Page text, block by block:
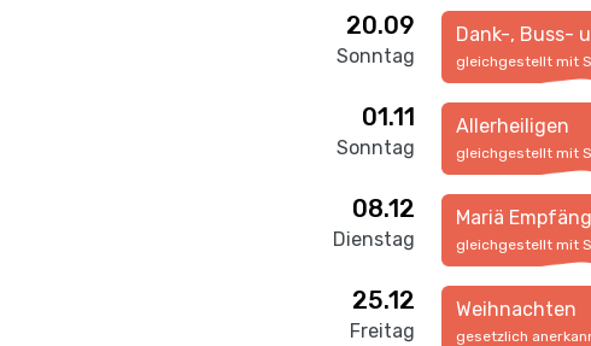
20.09
Sonntag
Dank-, Buss-
gleichgestellt mit
01.11
Sonntag
Allerheiligen
gleichgestellt mit
08.12
Dienstag
Mariä
gleichgestellt mit
25.12
Freitag
Weihnachten
gesetzlich